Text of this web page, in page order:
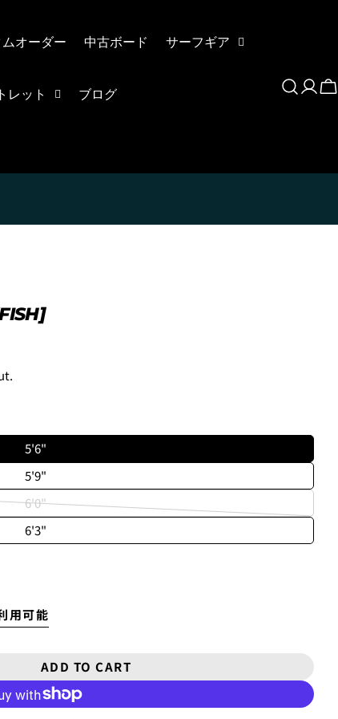
オーダー 中古ボード サーフギア
レット ブログ
Log
5'6"
5'9"
6'0"Variant
sold
out
6'3"
用可能
して「分割払い」または「ボーナス一括払い」で商品
たことがある方(2025年9月以降)
ます。」 を選択します。
ードケース DAY RUNNER [FISH]
FOR ハードケース DAY RUNNER [FISH]
ADD TO CART